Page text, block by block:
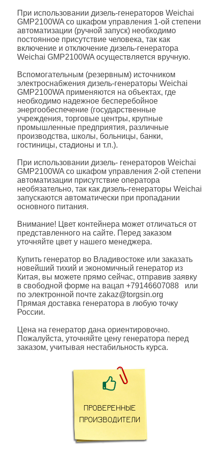
При использовании дизель-генераторов Weichai
GMP2100WA со шкафом управления 1-ой степени
автоматизации (ручной запуск) необходимо
постоянное присутствие человека, так как
включение и отключение дизель-генератора
Weichai GMP2100WA осуществляется вручную.
Вспомогательным (резервным) источником
электроснабжения дизель-генераторы Weichai
GMP2100WA применяются на объектах, где
необходимо надежное бесперебойное
энергообеспечение (государственные
учреждения, торговые центры, крупные
промышленные предприятия, различные
производства, школы, больницы, банки,
гостиницы, стадионы и т.п.).
При использовании дизель- генераторов Weichai
GMP2100WA со шкафом управления 2-ой степени
автоматизации присутствие оператора
необязательно, так как дизель-генераторы Weichai
запускаются автоматически при пропадании
основного питания.
Внимание! Цвет контейнера может отличаться от
представленного на сайте. Перед заказом
уточняйте цвет у нашего менеджера.
Купить генератор во Владивостоке или заказать
новейший тихий и экономичный генератор из
Китая, вы можете прямо сейчас, отправив заявку
в свободной форме на вацап +79146607088 или
по электронной почте zakaz@torgsin.org
Прямая доставка генератора в любую точку
России.
Цена на генератор дана ориентировочно.
Пожалуйста, уточняйте цену генератора перед
заказом, учитывая нестабильность курса.

ПРОВЕРЕННЫЕ
ПРОИЗВОДИТЕЛИ